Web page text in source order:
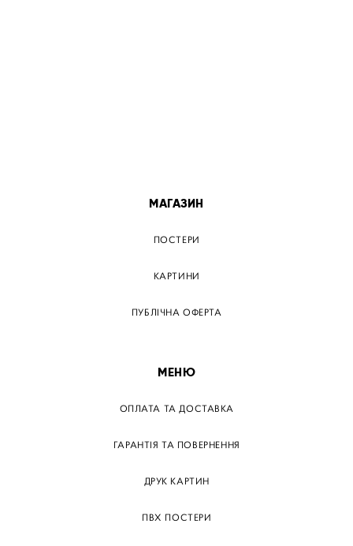
МАГАЗИН
ПОСТЕРИ
КАРТИНИ
ПУБЛІЧНА ОФЕРТА
МЕНЮ
ОПЛАТА ТА ДОСТАВКА
ГАРАНТІЯ ТА ПОВЕРНЕННЯ
ДРУК КАРТИН
ПВХ ПОСТЕРИ